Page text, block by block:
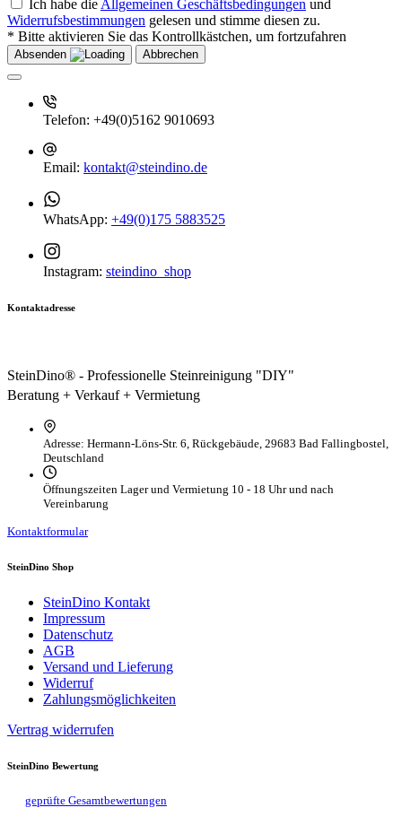
Ich habe die Allgemeinen Geschäftsbedingungen und
Widerrufsbestimmungen gelesen und stimme diesen zu.
* Bitte aktivieren Sie das Kontrollkästchen, um fortzufahren
Absenden Abbrechen
Telefon: +49(0)5162 9010693
Email: kontakt@steindino.de
WhatsApp: +49(0)175 5883525
Instagram: steindino_shop
Kontaktadresse
SteinDino® - Professionelle Steinreinigung "DIY"
Beratung + Verkauf + Vermietung
Adresse: Hermann-Löns-Str. 6, Rückgebäude, 29683 Bad Fallingbostel,
Deutschland
Öffnungszeiten Lager und Vermietung 10 - 18 Uhr und nach
Vereinbarung
Kontaktformular
SteinDino Shop
SteinDino Kontakt
Impressum
Datenschutz
AGB
Versand und Lieferung
Widerruf
Zahlungsmöglichkeiten
Vertrag widerrufen
SteinDino Bewertung
geprüfte Gesamtbewertungen